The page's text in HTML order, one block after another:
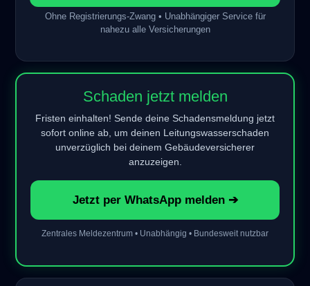
Ohne Registrierungs-Zwang • Unabhängiger Service für
nahezu alle Versicherungen
Schaden jetzt melden
Fristen einhalten! Sende deine Schadensmeldung jetzt
sofort online ab, um deinen Leitungswasserschaden
unverzüglich bei deinem Gebäudeversicherer
anzuzeigen.
Jetzt per WhatsApp melden ➔
Zentrales Meldezentrum • Unabhängig • Bundesweit nutzbar